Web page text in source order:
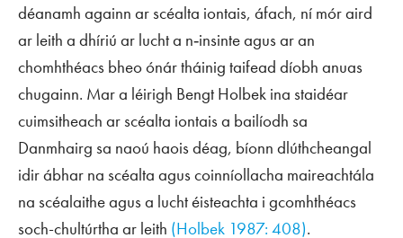
déanamh againn ar scéalta iontais, áfach, ní mór aird
ar leith a dhíriú ar lucht a n‑insinte agus ar an
chomhthéacs bheo ónár tháinig taifead díobh anuas
chugainn. Mar a léirigh Bengt Holbek ina staidéar
cuimsitheach ar scéalta iontais a bailíodh sa
Danmhairg sa naoú haois déag, bíonn dlúthcheangal
idir ábhar na scéalta agus coinníollacha maireachtála
na scéalaithe agus a lucht éisteachta i gcomhthéacs
soch-chultúrtha ar leith (Holbek 1987: 408).